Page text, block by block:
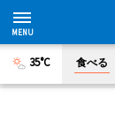
35°C 食べる